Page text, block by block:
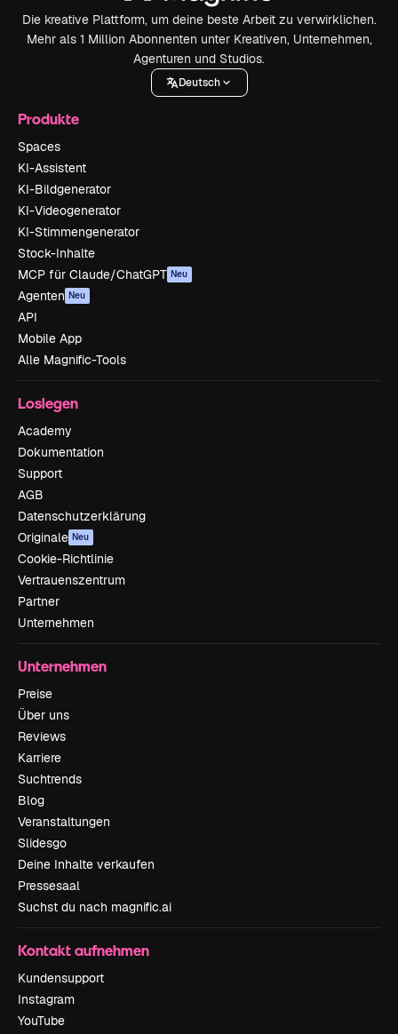
Die kreative Plattform, um deine beste Arbeit zu verwirklichen.
Mehr als 1 Million Abonnenten unter Kreativen, Unternehmen,
Agenturen und Studios.
Deutsch
Produkte
Spaces
KI-Assistent
KI-Bildgenerator
KI-Videogenerator
KI-Stimmengenerator
Stock-Inhalte
MCP für Claude/ChatGPT Neu
Agenten Neu
API
Mobile App
Alle Magnific-Tools
Loslegen
Academy
Dokumentation
Support
AGB
Datenschutzerklärung
Originale Neu
Cookie-Richtlinie
Vertrauenszentrum
Partner
Unternehmen
Unternehmen
Preise
Über uns
Reviews
Karriere
Suchtrends
Blog
Veranstaltungen
Slidesgo
Deine Inhalte verkaufen
Pressesaal
Suchst du nach magnific.ai
Kontakt aufnehmen
Kundensupport
Instagram
YouTube